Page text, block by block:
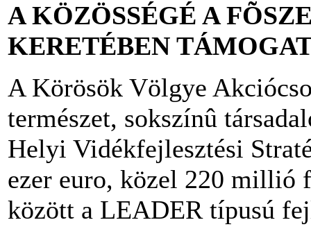
A KÖZÖSSÉGÉ A
KERETÉBEN
A Körösök Völgye
természet, sokszínû
Helyi Vidékfejlesztési
ezer euro, közel 220 millió
között a LEADER típusú